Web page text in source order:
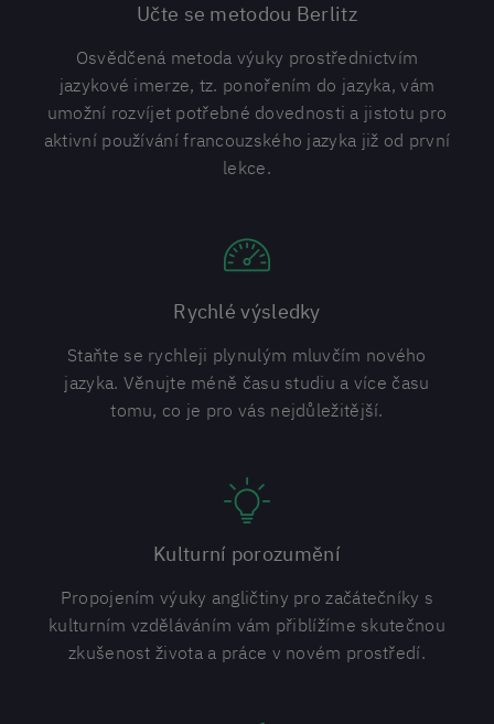
Učte se metodou Berlitz
Osvědčená metoda výuky prostřednictvím
jazykové imerze, tz. ponořením do jazyka, vám
umožní rozvíjet potřebné dovednosti a jistotu pro
aktivní používání francouzského jazyka již od první
lekce.
Rychlé výsledky
Staňte se rychleji plynulým mluvčím nového
jazyka. Věnujte méně času studiu a více času
tomu, co je pro vás nejdůležitější.
Kulturní porozumění
Propojením výuky angličtiny pro začátečníky s
kulturním vzděláváním vám přiblížíme skutečnou
zkušenost života a práce v novém prostředí.